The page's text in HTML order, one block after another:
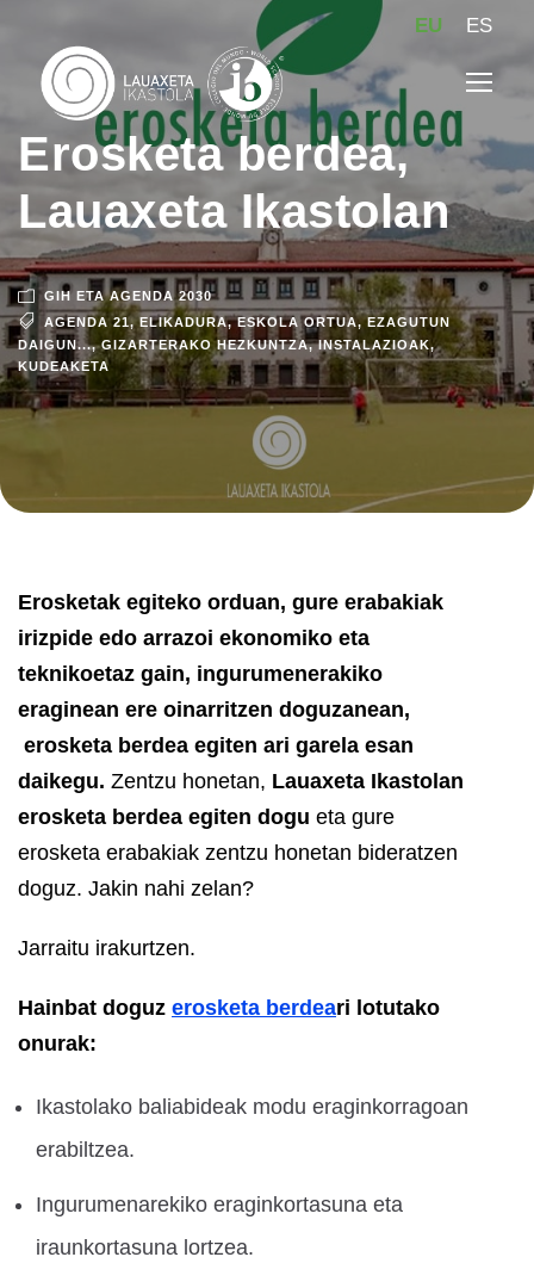
EU ES
Erosketa berdea,
Lauaxeta Ikastolan
GIH ETA AGENDA 2030
AGENDA 21, ELIKADURA, ESKOLA ORTUA, EZAGUTUN
DAIGUN..., GIZARTERAKO HEZKUNTZA, INSTALAZIOAK,
KUDEAKETA
Erosketak egiteko orduan, gure erabakiak
irizpide edo arrazoi ekonomiko eta
teknikoetaz gain, ingurumenerakiko
eraginean ere oinarritzen doguzanean,
erosketa berdea egiten ari garela esan
daikegu. Zentzu honetan, Lauaxeta Ikastolan
erosketa berdea egiten dogu eta gure
erosketa erabakiak zentzu honetan bideratzen
doguz. Jakin nahi zelan?
Jarraitu irakurtzen.
Hainbat doguz erosketa berdeari lotutako
onurak:
Ikastolako baliabideak modu eraginkorragoan
erabiltzea.
Ingurumenarekiko eraginkortasuna eta
iraunkortasuna lortzea.